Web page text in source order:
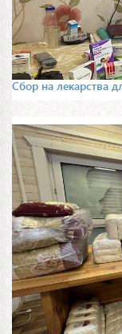
Сбор на лекарства